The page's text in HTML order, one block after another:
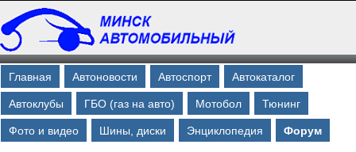
Главная Автоновости Автоспорт Автокаталог
Автоклубы ГБО (газ на авто) Мотобол Тюнинг
Фото и видео Шины, диски Энциклопедия Форум